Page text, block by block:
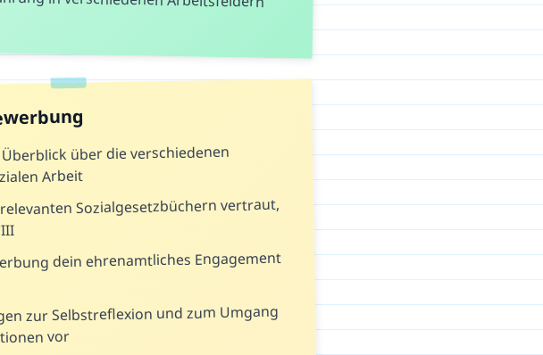
über die verschiedenen
Arbeit
Sozialgesetzbüchern vertraut,
dein ehrenamtliches Engagement
zur Selbstreflexion und zum Umgang
vor